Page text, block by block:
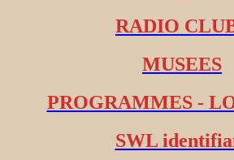
RADIO
MUSEES
PROGRAMMES -
SWL